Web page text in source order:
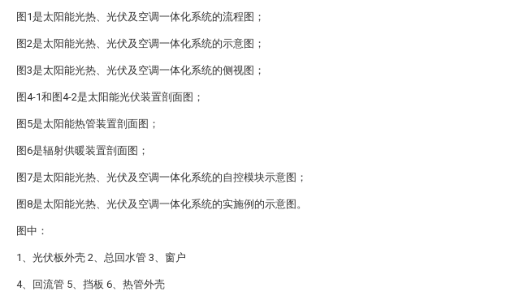
图1是太阳能光热、光伏及空调一体化系统的流程图；
图2是太阳能光热、光伏及空调一体化系统的示意图；
图3是太阳能光热、光伏及空调一体化系统的侧视图；
图4-1和图4-2是太阳能光伏装置剖面图；
图5是太阳能热管装置剖面图；
图6是辐射供暖装置剖面图；
图7是太阳能光热、光伏及空调一体化系统的自控模块示意图；
图8是太阳能光热、光伏及空调一体化系统的实施例的示意图。
图中：
1、光伏板外壳 2、总回水管 3、窗户
4、回流管 5、挡板 6、热管外壳